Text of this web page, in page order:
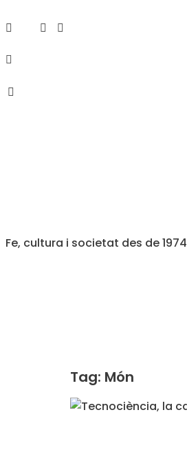
Fe, cultura i societat des de 1974
Tag: Món